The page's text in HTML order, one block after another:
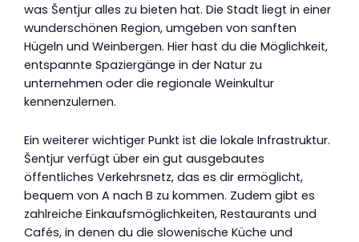
was Šentjur alles zu bieten hat. Die Stadt liegt in einer
wunderschönen Region, umgeben von sanften
Hügeln und Weinbergen. Hier hast du die Möglichkeit,
entspannte Spaziergänge in der Natur zu
unternehmen oder die regionale Weinkultur
kennenzulernen.
Ein weiterer wichtiger Punkt ist die lokale Infrastruktur.
Šentjur verfügt über ein gut ausgebautes
öffentliches Verkehrsnetz, das es dir ermöglicht,
bequem von A nach B zu kommen. Zudem gibt es
zahlreiche Einkaufsmöglichkeiten, Restaurants und
Cafés, in denen du die slowenische Küche und